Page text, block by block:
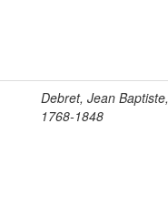
Debret, Jean Baptiste,
1768-1848